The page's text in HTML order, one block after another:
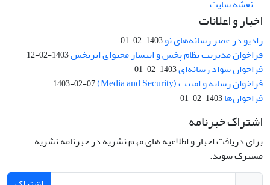
نقشه سایت
اخبار و اعلانات
رادیو در عصر رسانه‌های نو1403-02-01
فراخوان مدیریت نظام پخش و انتشار محتوای اثربخش1403-02-12
فراخوان سواد رسانه‌ای1403-02-01
فراخوان رسانه و امنیت (Media and Security) 1403-02-07
فراخوان‌ها1403-02-01
اشتراک خبرنامه
برای دریافت اخبار و اطلاعیه های مهم نشریه در خبرنامه نشریه
مشترک شوید.